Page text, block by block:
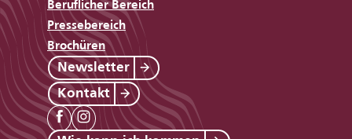
Beruflicher Bereich
Pressebereich
Brochüren
Newsletter
Kontakt